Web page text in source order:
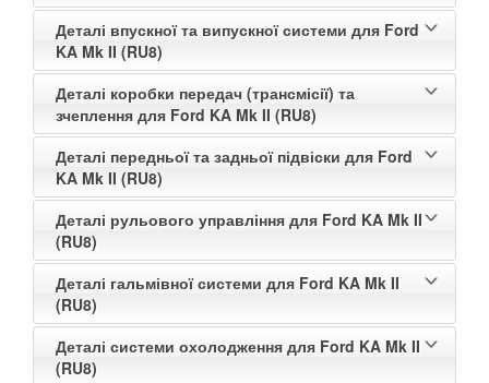
Деталі впускної та випускної системи для Ford
KA Mk II (RU8)
Деталі коробки передач (трансмісії) та
зчеплення для Ford KA Mk II (RU8)
Деталі передньої та задньої підвіски для Ford
KA Mk II (RU8)
Деталі рульового управління для Ford KA Mk II
(RU8)
Деталі гальмівної системи для Ford KA Mk II
(RU8)
Деталі системи охолодження для Ford KA Mk II
(RU8)